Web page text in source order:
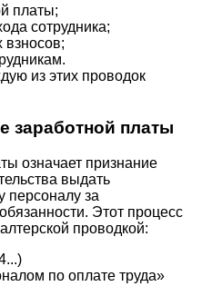
платы;
сотрудника;
взносов;
из этих проводок
заработной платы
означает признание
выдать
персоналу за
Этот процесс
проводкой:
по оплате труда»